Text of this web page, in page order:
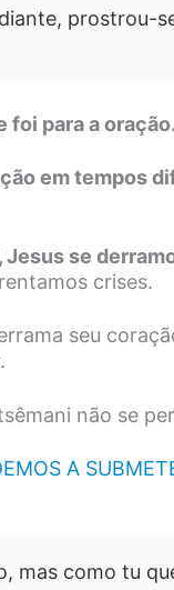
prostrou-
foi para a
em tempos
Jesus se
crises.
seu
não se
A
mas como tu